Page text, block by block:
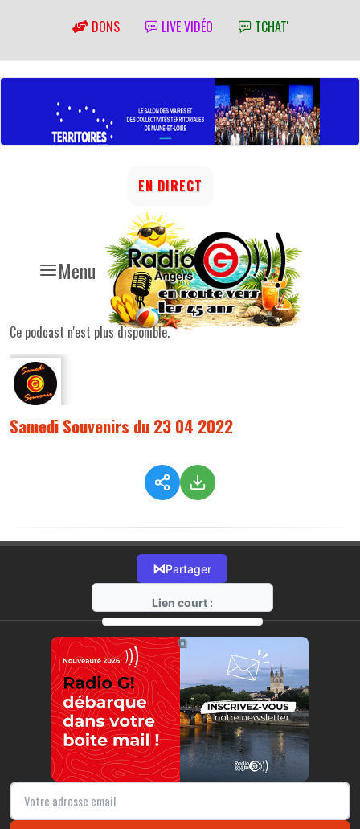
DONS LIVE VIDÉO TCHAT'
Menu
EN DIRECT
Ce podcast n'est plus disponible.
Samedi Souvenirs du 23 04 2022
⋈Partager
Lien court :
https://radio-g.fr?8260
⧉